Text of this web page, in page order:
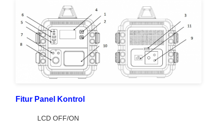
Fitur Panel Kontrol
LCD OFF/ON